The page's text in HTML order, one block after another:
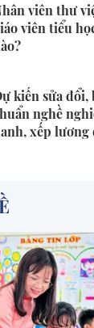
viên thư
viên tiểu
kiến sửa đổi,
nghề
xếp lương